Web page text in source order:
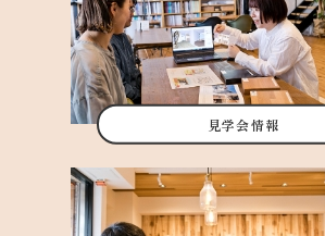
見学会情報